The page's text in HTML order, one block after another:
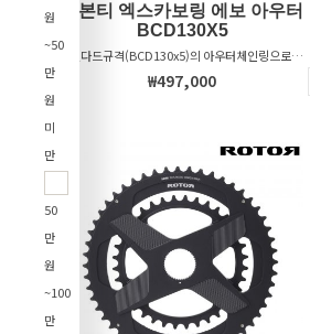
원
~50
만
원
미
만
50
만
원
~100
만
카본티 엑스카보링 에보 아우터
BCD130X5
스텐다드규격(BCD130x5)의 아우터체인링으로서,
시마노(9,10,11S), 스램(9,10,11S) 그리고 캄파놀로
(10, 11S / 12S)에 호환됩니다.
₩497,000